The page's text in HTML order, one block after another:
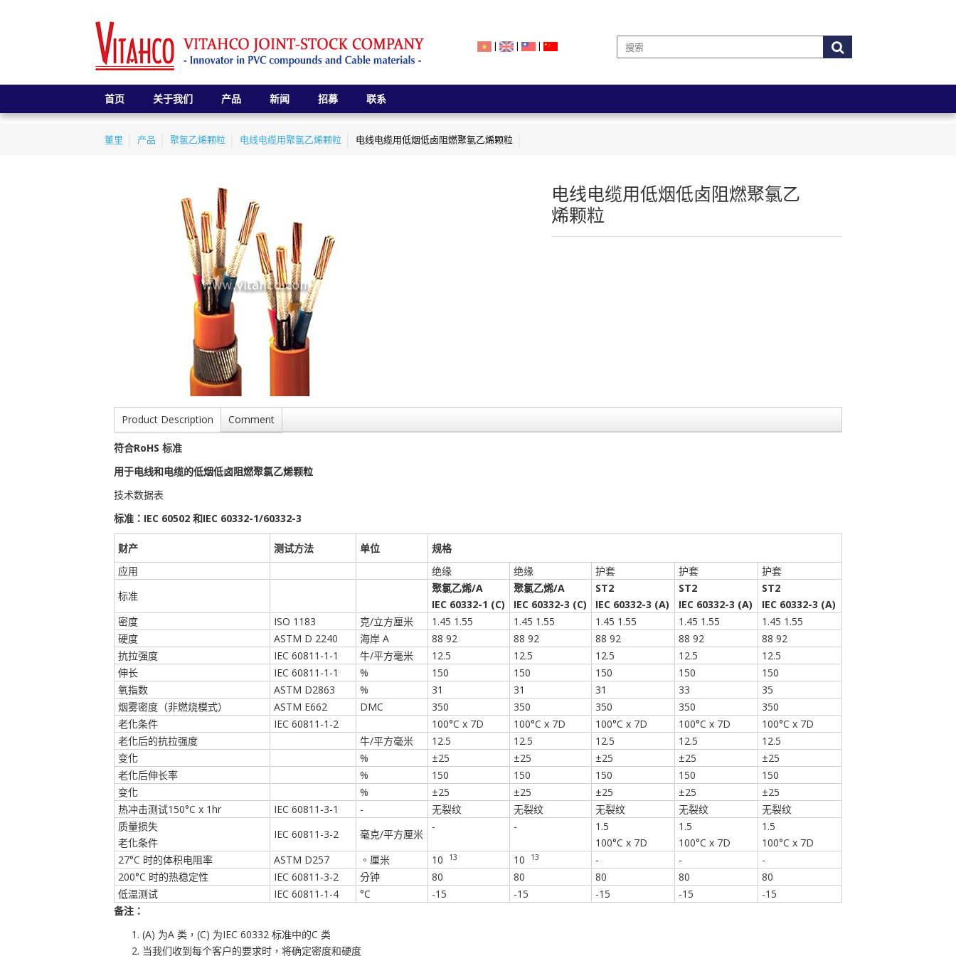
| | |
首页 关于我们 产品 新闻 招募 联系
董里 产品 聚氯乙烯颗粒 电线电缆用聚氯乙烯颗粒 电线电缆用低烟低卤阻燃聚氯乙烯颗粒
电线电缆用低烟低卤阻燃聚氯乙
烯颗粒
Product Description Comment
符合RoHS 标准
用于电线和电缆的低烟低卤阻燃聚氯乙烯颗粒
技术数据表
标准：IEC 60502 和IEC 60332-1/60332-3
财产 测试方法 单位
规格
应用
绝缘 绝缘 护套 护套
护套
标准
聚氯乙烯/A
IEC 60332-1 (C)
聚氯乙烯/A
IEC 60332-3 (C)
ST2
IEC 60332-3 (A)
ST2
IEC 60332-3 (A)
ST2
IEC 60332-3 (A)
密度
ISO 1183 克/立方厘米 1.45 1.55 1.45 1.55 1.45 1.55 1.45 1.55
1.45 1.55
硬度
ASTM D 2240 海岸 A 88 92 88 92 88 92 88 92
88 92
抗拉强度
IEC 60811-1-1 牛/平方毫米 12.5 12.5 12.5 12.5
12.5
伸长
IEC 60811-1-1 % 150 150 150 150
150
氧指数
ASTM D2863 % 31 31 31 33
35
烟雾密度（非燃烧模式）
ASTM E662 DMC 350 350 350 350
350
老化条件
IEC 60811-1-2 100°C x 7D 100°C x 7D 100°C x 7D 100°C x 7D
100°C x 7D
老化后的抗拉强度
牛/平方毫米 12.5 12.5 12.5 12.5
12.5
变化
% ±25 ±25 ±25 ±25
±25
老化后伸长率
% 150 150 150 150
150
变化
% ±25 ±25 ±25 ±25
±25
热冲击测试150°C x 1hr
IEC 60811-3-1 - 无裂纹 无裂纹 无裂纹 无裂纹
无裂纹
质量损失
老化条件
IEC 60811-3-2 毫克/平方厘米
- -
1.5
100°C x 7D
1.5
100°C x 7D
1.5
100°C x 7D
27°C 时的体积电阻率
ASTM D257 。厘米 10 13 10 13 - -
-
200°C 时的热稳定性
IEC 60811-3-2 分钟 80 80 80 80
80
低温测试
IEC 60811-1-4 °C -15 -15 -15 -15
-15
备注：
(A) 为A 类，(C) 为IEC 60332 标准中的C 类
当我们收到每个客户的要求时，将确定密度和硬度